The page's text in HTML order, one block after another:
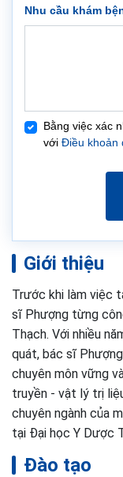
Giới thiệu
Trước khi làm việc
sĩ Phượng từng
Thạch. Với nhiều
quát, bác sĩ
chuyên môn vững
truyền - vật lý trị
chuyên ngành của
tại Đại học Y Dược
Đào tạo
Nhu cầu khám
Bằng việc xác
với Điều khoản